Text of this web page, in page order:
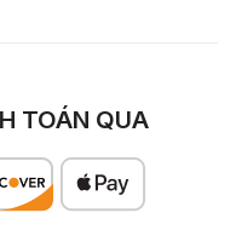
TOÁN QUA